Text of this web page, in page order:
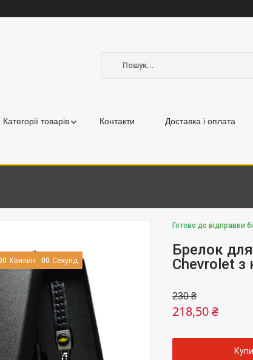
Категорії товарів Контакти Доставка і оплата
0 Хвилин 00 Секунд
Готово до відправки
Брелок
Chevrolet з
230 ₴
218,50 ₴